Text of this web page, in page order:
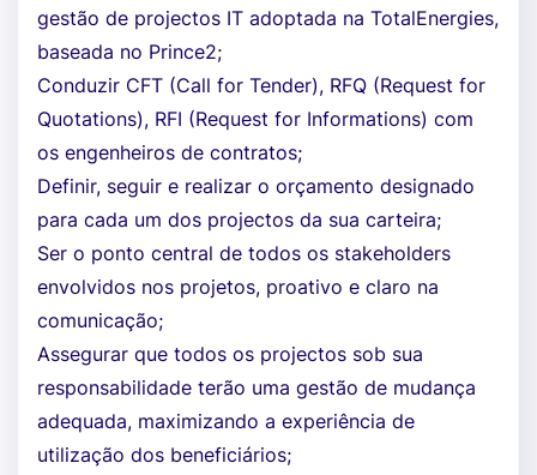
gestão de projectos IT adoptada na TotalEnergies,
baseada no Prince2;
Conduzir CFT (Call for Tender), RFQ (Request for
Quotations), RFI (Request for Informations) com
os engenheiros de contratos;
Definir, seguir e realizar o orçamento designado
para cada um dos projectos da sua carteira;
Ser o ponto central de todos os stakeholders
envolvidos nos projetos, proativo e claro na
comunicação;
Assegurar que todos os projectos sob sua
responsabilidade terão uma gestão de mudança
adequada, maximizando a experiência de
utilização dos beneficiários;